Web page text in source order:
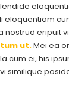
eloquentiam
eripuit
ut.Mei ea
cum ei, his
similique